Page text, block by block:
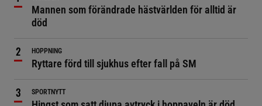
Mannen som förändrade hästvärlden för alltid är
död
HOPPNING
Ryttare förd till sjukhus efter fall på SM
SPORTNYTT